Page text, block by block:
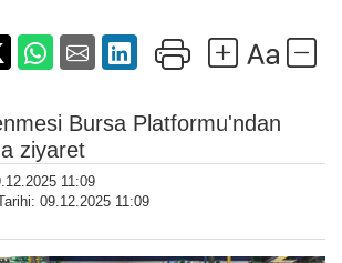
Bursa Platformu'ndan
ziyaret
11:09
09.12.2025 11:09